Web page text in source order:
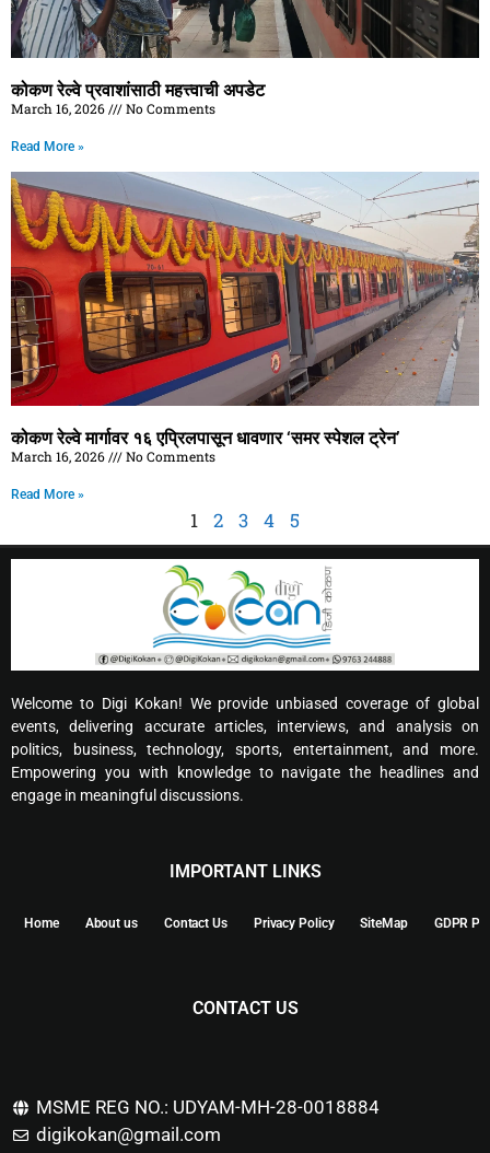
कोकण रेल्वे प्रवाशांसाठी महत्त्वाची अपडेट
March 16, 2026 No Comments
Read More »
कोकण रेल्वे मार्गावर १६ एप्रिलपासून धावणार ‘समर स्पेशल ट्रेन’
March 16, 2026 No Comments
Read More »
1 2 3 4 5
Welcome to Digi Kokan! We provide unbiased coverage of global
events, delivering accurate articles, interviews, and analysis on
politics, business, technology, sports, entertainment, and more.
Empowering you with knowledge to navigate the headlines and
engage in meaningful discussions.
IMPORTANT LINKS
Home About us Contact Us Privacy Policy SiteMap GDPR
CONTACT US
MSME REG NO.: UDYAM-MH-28-0018884
digikokan@gmail.com